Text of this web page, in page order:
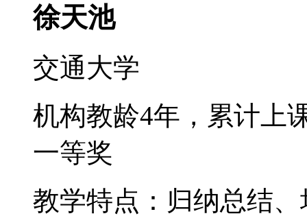
徐天池
交通大学
机构教龄4年，累计上
一等奖
教学特点：归纳总结